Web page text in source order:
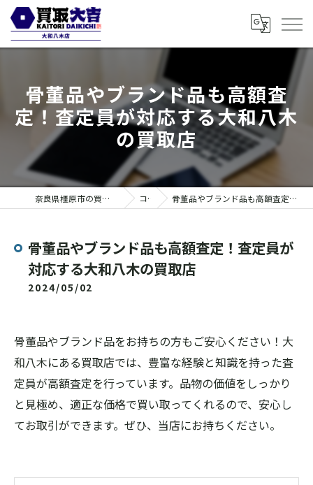
骨董品やブランド品も高額査
定！査定員が対応する大和八木
の買取店
奈良県橿原市の買取なら買取大吉 大和八木店 コラム 骨董品やブランド品も高額査定！査定員が対応する大和八木の買取店
骨董品やブランド品も高額査定！査定員が
対応する大和八木の買取店
2024/05/02
骨董品やブランド品をお持ちの方もご安心ください！大
和八木にある買取店では、豊富な経験と知識を持った査
定員が高額査定を行っています。品物の価値をしっかり
と見極め、適正な価格で買い取ってくれるので、安心し
てお取引ができます。ぜひ、当店にお持ちください。